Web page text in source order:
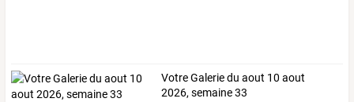
Votre Galerie du aout 10 aout
2026, semaine 33